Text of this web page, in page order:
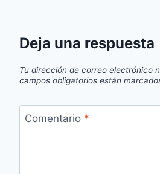
Deja una respuesta
Tu dirección de correo electrónico
campos obligatorios están
Comentario *